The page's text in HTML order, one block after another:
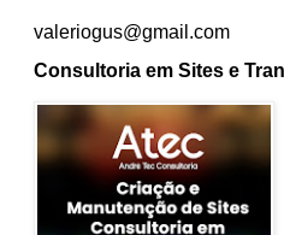
valeriogus@gmail.com
Consultoria em Sites e